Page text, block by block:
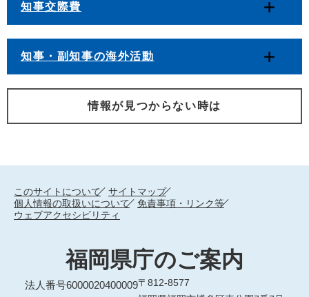
知事交際費
知事・副知事の海外活動
情報が見つからない時は
このサイトについて
サイトマップ
個人情報の取扱いについて
免責事項・リンク等
ウェブアクセシビリティ
福岡県庁のご案内
法人番号6000020400009〒812-8577